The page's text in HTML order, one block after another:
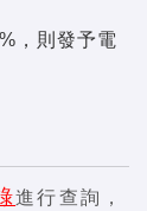
，則發予電
進行查詢，